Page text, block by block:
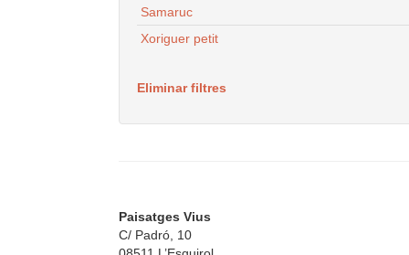
Samaruc
Xoriguer petit
Eliminar filtres
Paisatges Vius
C/ Padró, 10